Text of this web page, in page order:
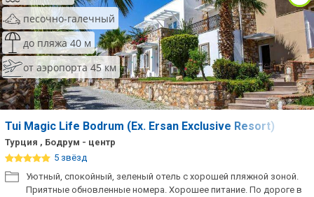
песочно-галечный
до пляжа 40 м
от аэропорта 45 км
Tui Magic Life Bodrum (Ex. Ersan Exclusive Resort)
Турция , Бодрум - центр
5 звёзд
Уютный, спокойный, зеленый отель с хорошей пляжной зоной.
Приятные обновленные номера. Хорошее питание. По дороге в